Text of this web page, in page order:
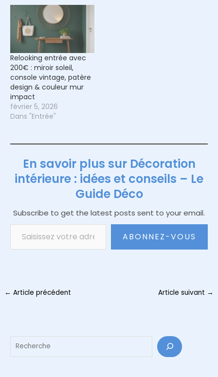
Relooking entrée avec
200€ : miroir soleil,
console vintage, patère
design & couleur mur
impact
février 5, 2026
Dans "Entrée"
En savoir plus sur Décoration
intérieure : idées et conseils – Le
Guide Déco
Subscribe to get the latest posts sent to your email.
Saisissez votre adresse e-mail…
ABONNEZ-VOUS
Navigation
← Article précédent Article suivant →